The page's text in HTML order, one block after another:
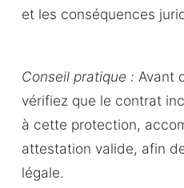
et les conséquences
Conseil pratique : Avant
vérifiez que le contrat
à cette protection,
attestation valide, afin
légale.